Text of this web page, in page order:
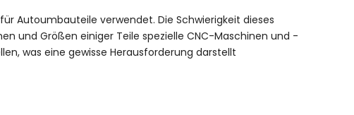
Autoumbauteile verwendet. Die Schwierigkeit dieses
und Größen einiger Teile spezielle CNC-Maschinen und -
was eine gewisse Herausforderung darstellt